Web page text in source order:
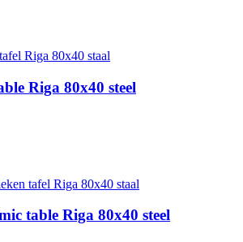
Riga 80x40 steel
table Riga 80x40 steel